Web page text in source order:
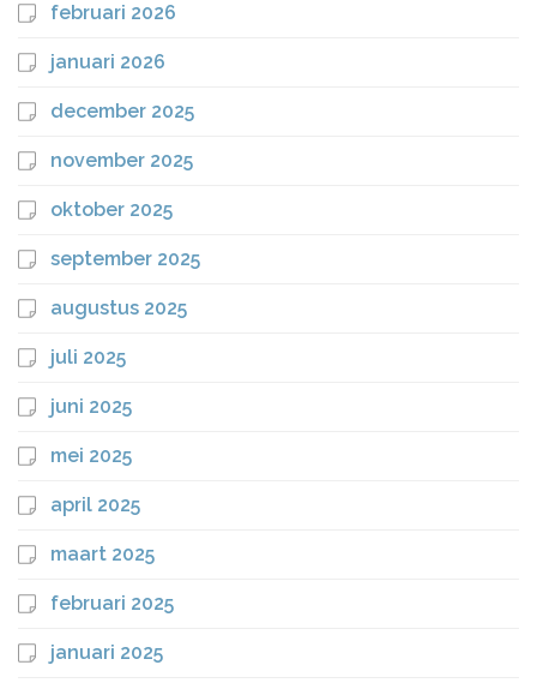
februari 2026
januari 2026
december 2025
november 2025
oktober 2025
september 2025
augustus 2025
juli 2025
juni 2025
mei 2025
april 2025
maart 2025
februari 2025
januari 2025